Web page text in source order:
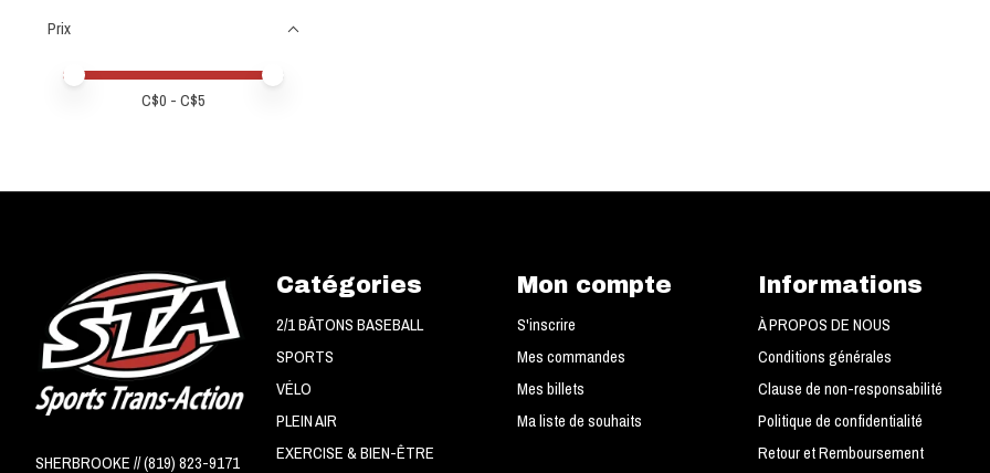
Prix
Prix minimum
Price maximum value
C$0 - C$5
SHERBROOKE // (819) 823-9171
Catégories
2/1 BÂTONS BASEBALL
SPORTS
VÉLO
PLEIN AIR
EXERCISE & BIEN-ÊTRE
Mon compte
S'inscrire
Mes commandes
Mes billets
Ma liste de souhaits
Informations
À PROPOS DE NOUS
Conditions générales
Clause de non-responsabilité
Politique de confidentialité
Retour et Remboursement